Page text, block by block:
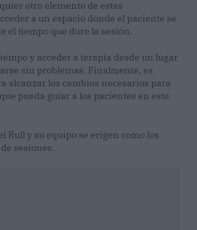
otro elemento de estas
a un espacio donde el paciente se
el tiempo que dure la sesión.
y acceder a terapia desde un lugar
sin problemas. Finalmente, es
alcanzar los cambios necesarios para
pueda guiar a los pacientes en este
Rull y su equipo se erigen como los
sesiones.